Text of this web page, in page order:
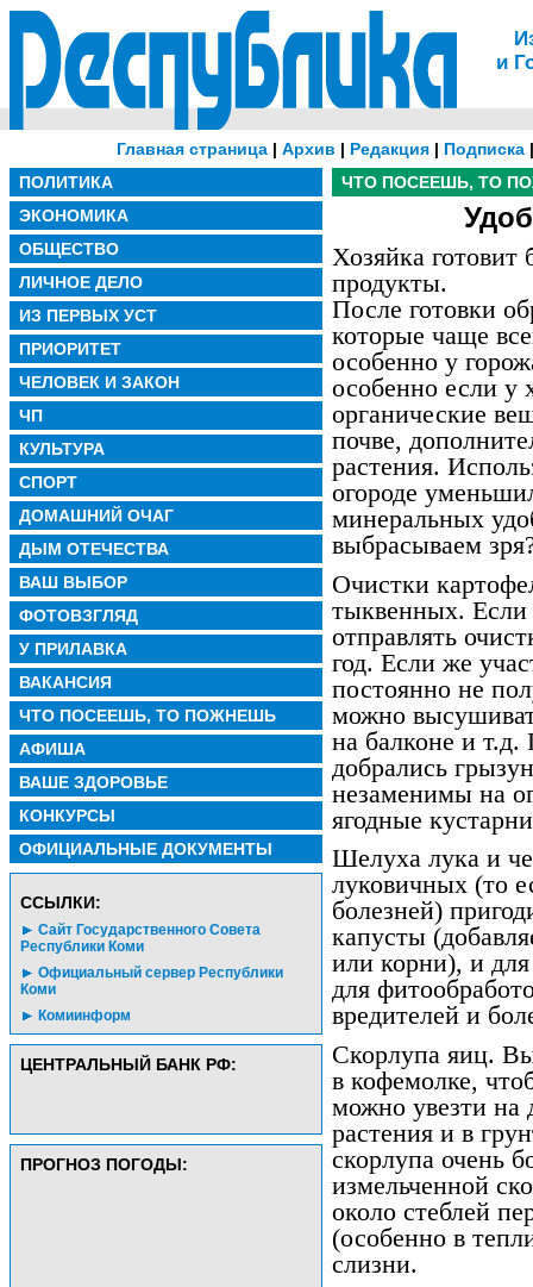
и
Главная страница | Архив | Редакция | Подписка
ПОЛИТИКА
ЭКОНОМИКА
ОБЩЕСТВО
ЛИЧНОЕ ДЕЛО
ИЗ ПЕРВЫХ УСТ
ПРИОРИТЕТ
ЧЕЛОВЕК И ЗАКОН
ЧП
КУЛЬТУРА
СПОРТ
ДОМАШНИЙ ОЧАГ
ДЫМ ОТЕЧЕСТВА
ВАШ ВЫБОР
ФОТОВЗГЛЯД
У ПРИЛАВКА
ВАКАНСИЯ
ЧТО ПОСЕЕШЬ, ТО ПОЖНЕШЬ
АФИША
ВАШЕ ЗДОРОВЬЕ
КОНКУРСЫ
ОФИЦИАЛЬНЫЕ ДОКУМЕНТЫ
CСЫЛКИ:
Сайт Государственного Совета
Республики Коми
Официальный сервер Республики
Коми
Комиинформ
ЦЕНТРАЛЬНЫЙ БАНК РФ:
ПРОГНОЗ ПОГОДЫ:
ЧТО ПОСЕЕШЬ, ТО
Хозяйка готовит
продукты.
После готовки
которые чаще
особенно у
особенно если у
органические
почве,
растения.
огороде
минеральных
выбрасываем
Очистки
тыквенных. Если
отправлять
год. Если же
постоянно не
можно
на балконе и т.д.
добрались
незаменимы на
ягодные
Шелуха лука и
луковичных (то
болезней)
капусты
или корни), и для
для
вредителей и
Скорлупа яиц.
в кофемолке,
можно увезти на
растения и в
скорлупа очень
измельченной
около стеблей
(особенно в
слизни.